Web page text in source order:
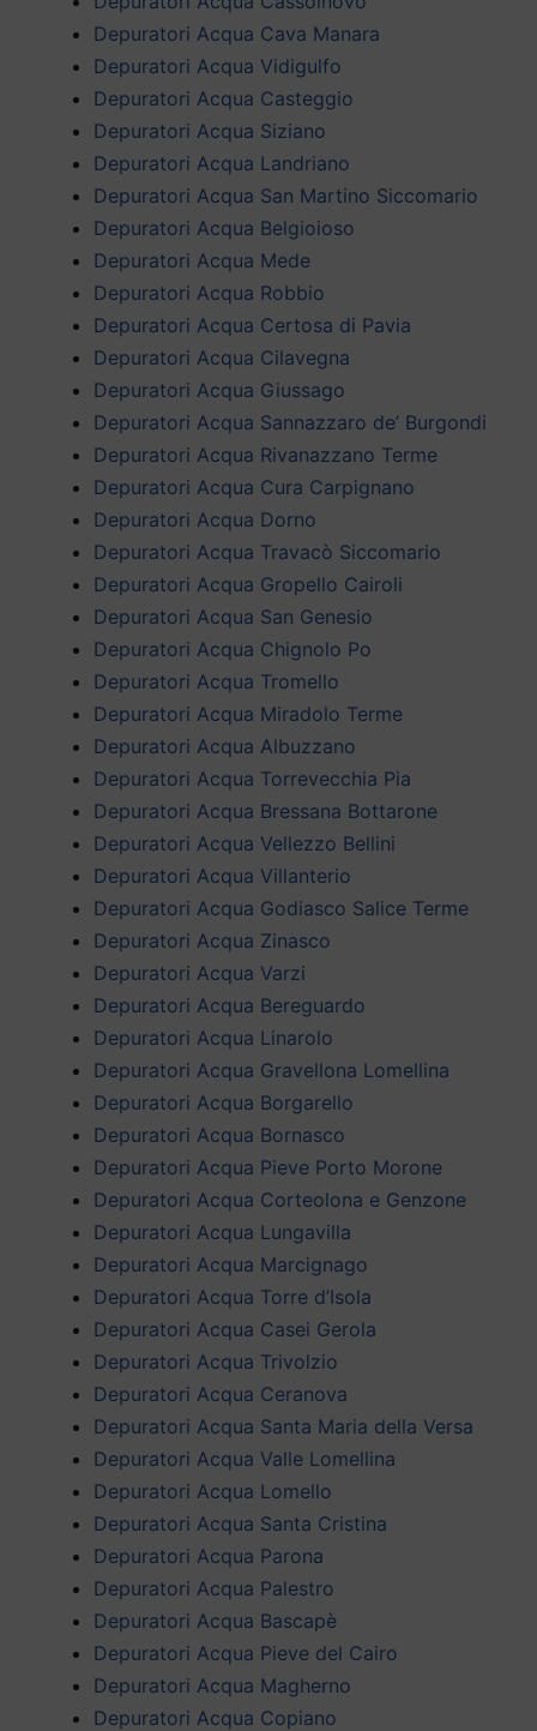
Depuratori Acqua Cava Manara
Depuratori Acqua Vidigulfo
Depuratori Acqua Casteggio
Depuratori Acqua Siziano
Depuratori Acqua Landriano
Depuratori Acqua San Martino Siccomario
Depuratori Acqua Belgioioso
Depuratori Acqua Mede
Depuratori Acqua Robbio
Depuratori Acqua Certosa di Pavia
Depuratori Acqua Cilavegna
Depuratori Acqua Giussago
Depuratori Acqua Sannazzaro de’ Burgondi
Depuratori Acqua Rivanazzano Terme
Depuratori Acqua Cura Carpignano
Depuratori Acqua Dorno
Depuratori Acqua Travacò Siccomario
Depuratori Acqua Gropello Cairoli
Depuratori Acqua San Genesio
Depuratori Acqua Chignolo Po
Depuratori Acqua Tromello
Depuratori Acqua Miradolo Terme
Depuratori Acqua Albuzzano
Depuratori Acqua Torrevecchia Pia
Depuratori Acqua Bressana Bottarone
Depuratori Acqua Vellezzo Bellini
Depuratori Acqua Villanterio
Depuratori Acqua Godiasco Salice Terme
Depuratori Acqua Zinasco
Depuratori Acqua Varzi
Depuratori Acqua Bereguardo
Depuratori Acqua Linarolo
Depuratori Acqua Gravellona Lomellina
Depuratori Acqua Borgarello
Depuratori Acqua Bornasco
Depuratori Acqua Pieve Porto Morone
Depuratori Acqua Corteolona e Genzone
Depuratori Acqua Lungavilla
Depuratori Acqua Marcignago
Depuratori Acqua Torre d’Isola
Depuratori Acqua Casei Gerola
Depuratori Acqua Trivolzio
Depuratori Acqua Ceranova
Depuratori Acqua Santa Maria della Versa
Depuratori Acqua Valle Lomellina
Depuratori Acqua Lomello
Depuratori Acqua Santa Cristina
Depuratori Acqua Parona
Depuratori Acqua Palestro
Depuratori Acqua Bascapè
Depuratori Acqua Pieve del Cairo
Depuratori Acqua Magherno
Depuratori Acqua Copiano